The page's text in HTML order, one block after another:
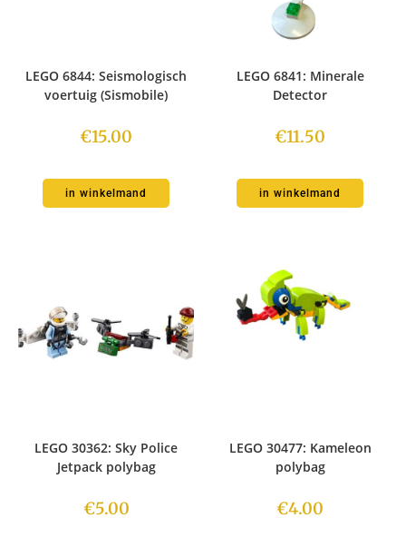
LEGO 6844: Seismologisch
voertuig (Sismobile)
€15.00
in winkelmand
LEGO 6841: Minerale
Detector
€11.50
in winkelmand
LEGO 30362: Sky Police
Jetpack polybag
€5.00
LEGO 30477: Kameleon
polybag
€4.00